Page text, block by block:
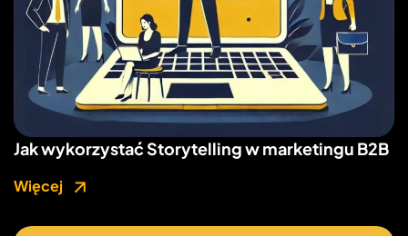
Jak wykorzystać Storytelling w marketingu B2B
Więcej